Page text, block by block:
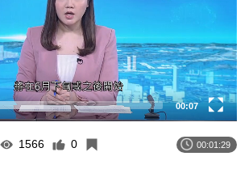
00:08
1566 0 00:01:29